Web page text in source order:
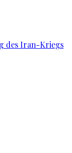
des Iran-Kriegs